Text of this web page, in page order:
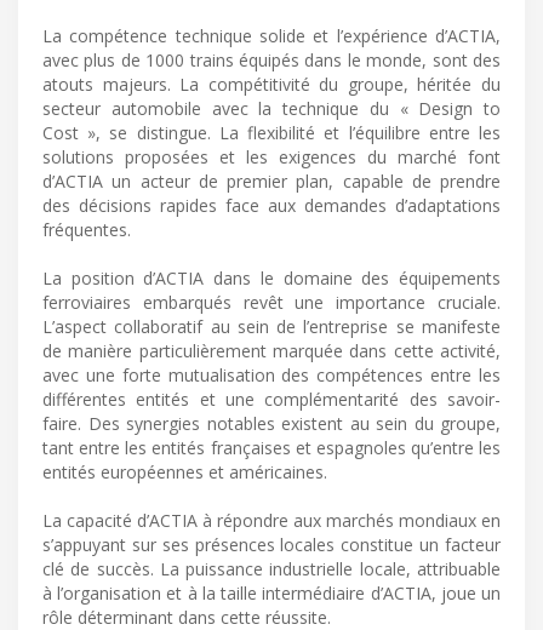
La compétence technique solide et l’expérience d’ACTIA,
avec plus de 1000 trains équipés dans le monde, sont des
atouts majeurs. La compétitivité du groupe, héritée du
secteur automobile avec la technique du « Design to
Cost », se distingue. La flexibilité et l’équilibre entre les
solutions proposées et les exigences du marché font
d’ACTIA un acteur de premier plan, capable de prendre
des décisions rapides face aux demandes d’adaptations
fréquentes.
La position d’ACTIA dans le domaine des équipements
ferroviaires embarqués revêt une importance cruciale.
L’aspect collaboratif au sein de l’entreprise se manifeste
de manière particulièrement marquée dans cette activité,
avec une forte mutualisation des compétences entre les
différentes entités et une complémentarité des savoir-
faire. Des synergies notables existent au sein du groupe,
tant entre les entités françaises et espagnoles qu’entre les
entités européennes et américaines.
La capacité d’ACTIA à répondre aux marchés mondiaux en
s’appuyant sur ses présences locales constitue un facteur
clé de succès. La puissance industrielle locale, attribuable
à l’organisation et à la taille intermédiaire d’ACTIA, joue un
rôle déterminant dans cette réussite.